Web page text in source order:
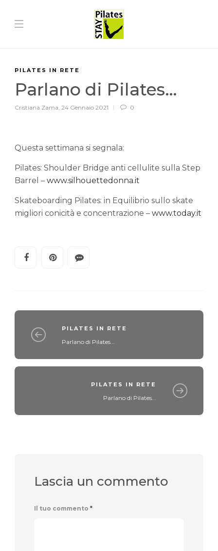
PILATES IN RETE
Parlano di Pilates…
Cristiana Zama, 24 Gennaio 2021 0
Questa settimana si segnala:
Pilates: Shoulder Bridge anti cellulite sulla Step
Barrel – www.silhouettedonna.it
Skateboarding Pilates: in Equilibrio sullo skate
migliori conicità e concentrazione – www.today.it
PILATES IN RETE
Parlano di Pilates...
PILATES IN RETE
Parlano di Pilates...
Lascia un commento
Il tuo commento *